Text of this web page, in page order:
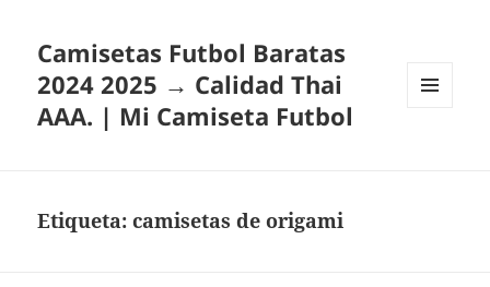
Camisetas Futbol Baratas
2024 2025 → Calidad Thai
AAA. | Mi Camiseta Futbol
Etiqueta:camisetas de origami